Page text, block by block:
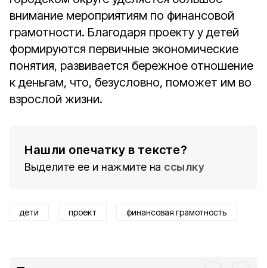
внимание мероприятиям по финансовой
грамотности. Благодаря проекту у детей
формируются первичные экономические
понятия, развивается бережное отношение
к деньгам, что, безусловно, поможет им во
взрослой жизни.
Нашли опечатку в тексте?
Выделите ее и нажмите на ссылку
дети проект финансовая грамотность